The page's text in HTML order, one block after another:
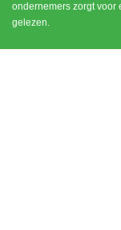
ondernemers zorgt voor
gelezen.